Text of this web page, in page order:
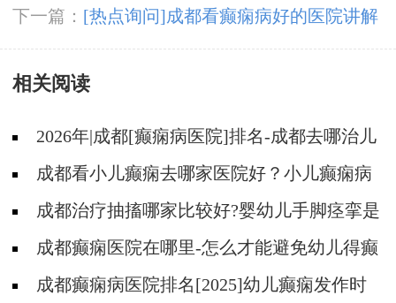
癫痫医院]癫痫病人应当怎么治疗？
下一篇： [热点询问]成都看癫痫病好的医院讲解
癫痫发作的原因有哪些？
相关阅读
2026年|成都[癫痫病医院]排名-成都去哪治儿
童癫痫病好?
成都看小儿癫痫去哪家医院好？小儿癫痫病
常采用哪几种方法治疗?
成都治疗抽搐哪家比较好?婴幼儿手脚痉挛是
怎么回事?
成都癫痫医院在哪里-怎么才能避免幼儿得癫
痫病？成都癫痫病医院排名[2025]幼儿癫痫发作时